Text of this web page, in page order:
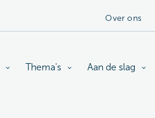
Over ons
Thema's Aan de slag